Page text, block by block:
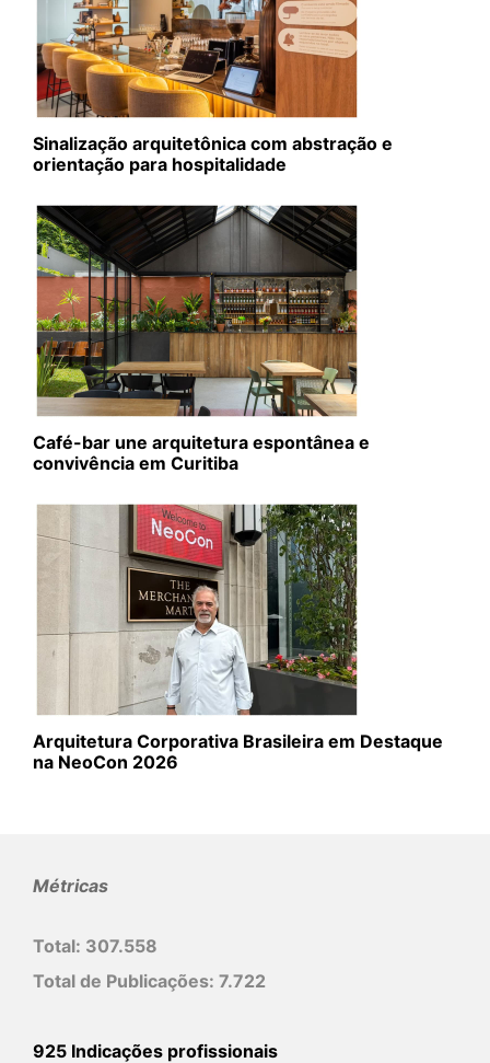
Sinalização arquitetônica com abstração e
orientação para hospitalidade
Café-bar une arquitetura espontânea e
convivência em Curitiba
Arquitetura Corporativa Brasileira em Destaque
na NeoCon 2026
Métricas
Total: 307.558
Total de Publicações: 7.722
925 Indicações profissionais